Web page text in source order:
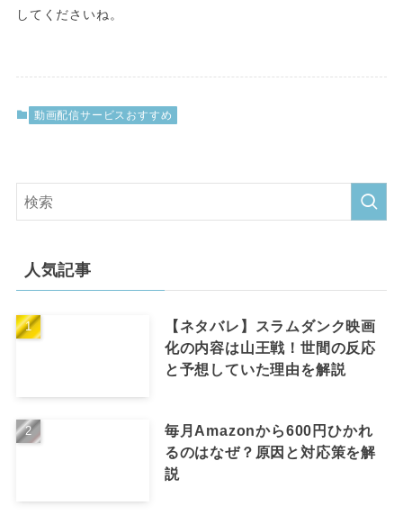
してくださいね。
動画配信サービスおすすめ
人気記事
【ネタバレ】スラムダンク映画
化の内容は山王戦！世間の反応
と予想していた理由を解説
毎月Amazonから600円ひかれ
るのはなぜ？原因と対応策を解
説